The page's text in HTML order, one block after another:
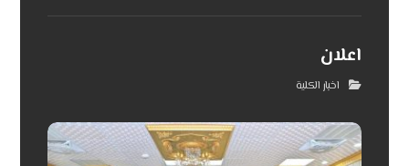
اعلان
اخبار الكلية